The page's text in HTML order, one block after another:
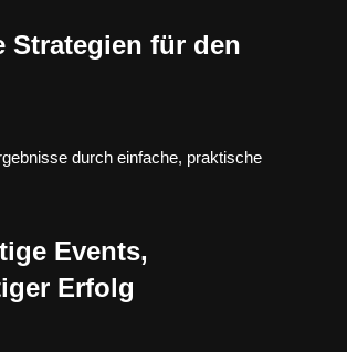
Strategien für den
durch einfache, praktische
Events,
Erfolg